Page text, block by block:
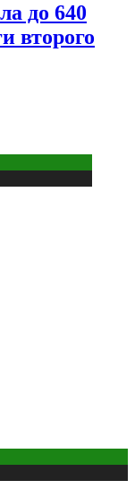
до 640
второго